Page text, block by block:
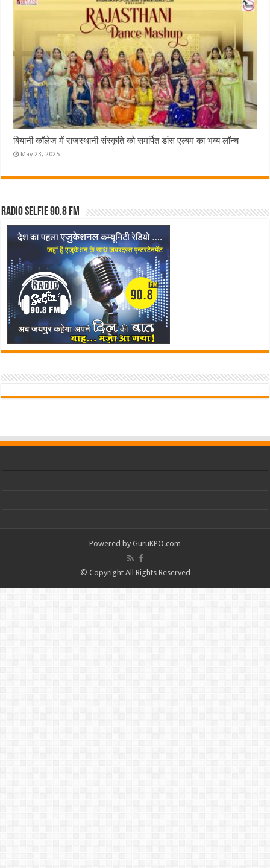
बियानी कॉलेज में राजस्थानी संस्कृति को समर्पित डांस एल्बम का भव्य लॉन्च
May 23, 2025
Radio Selfie 90.8 FM
Powered by GuruKPO.com
© Copyright All Rights Reserved